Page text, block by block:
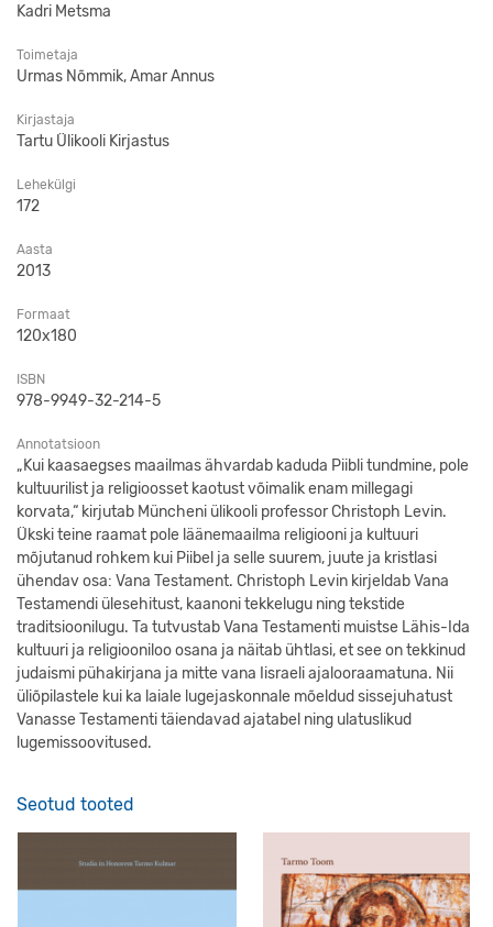
Kadri Metsma
Toimetaja
Urmas Nõmmik, Amar Annus
Kirjastaja
Tartu Ülikooli Kirjastus
Lehekülgi
172
Aasta
2013
Formaat
120x180
ISBN
978-9949-32-214-5
Annotatsioon
„Kui kaasaegses maailmas ähvardab kaduda Piibli tundmine, pole
kultuurilist ja religioosset kaotust võimalik enam millegagi
korvata,“ kirjutab Müncheni ülikooli professor Christoph Levin.
Ükski teine raamat pole läänemaailma religiooni ja kultuuri
mõjutanud rohkem kui Piibel ja selle suurem, juute ja kristlasi
ühendav osa: Vana Testament. Christoph Levin kirjeldab Vana
Testamendi ülesehitust, kaanoni tekkelugu ning tekstide
traditsioonilugu. Ta tutvustab Vana Testamenti muistse Lähis-Ida
kultuuri ja religiooniloo osana ja näitab ühtlasi, et see on tekkinud
judaismi pühakirjana ja mitte vana Iisraeli ajalooraamatuna. Nii
üliõpilastele kui ka laiale lugejaskonnale mõeldud sissejuhatust
Vanasse Testamenti täiendavad ajatabel ning ulatuslikud
lugemissoovitused.
Seotud tooted